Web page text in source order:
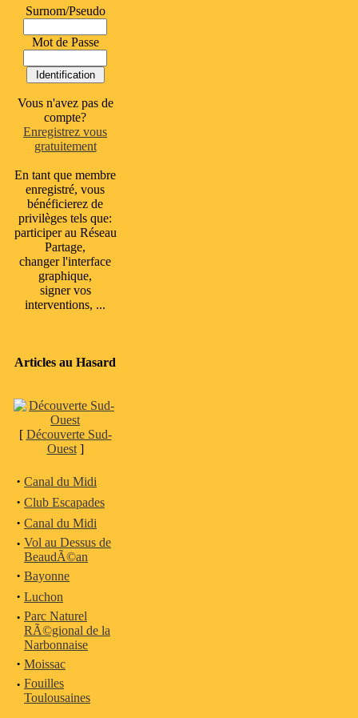
Surnom/Pseudo
Mot de Passe
Vous n'avez pas de
compte?
Enregistrez vous
gratuitement
En tant que membre
enregistré, vous
bénéficierez de
privilèges tels que:
participer au Réseau
Partage,
changer l'interface
graphique,
signer vos
interventions, ...
Articles au Hasard
[ Découverte Sud-
Ouest]
· Canal du Midi
· Club Escapades
· Canal du Midi
· Vol au Dessus de
BeaudÃ©an
· Bayonne
· Luchon
· Parc Naturel
RÃ©gional de la
Narbonnaise
· Moissac
· Fouilles
Toulousaines